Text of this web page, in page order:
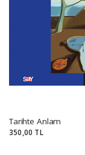
Tarihte Anlam
350,00 TL